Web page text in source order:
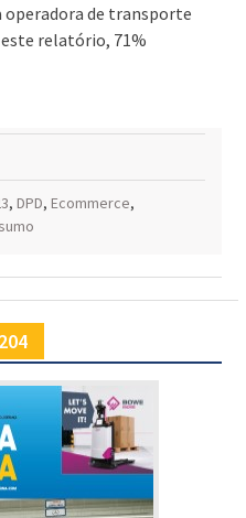
de transporte
este relatório, 71%
, DPD, Ecommerce,